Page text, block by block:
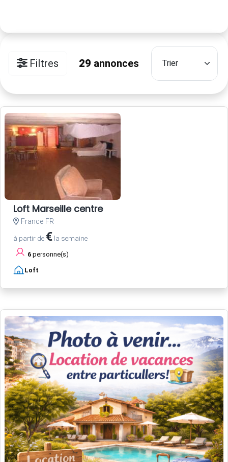
Filtres 29 annonces
Loft Marseille centre
France FR
à partir de € la semaine
6 personne(s)
Loft